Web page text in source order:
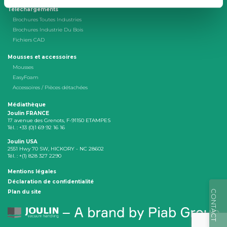
Téléchargements
Brochures Toutes Industries
Brochures Industrie Du Bois
Fichiers CAD
Mousses et accessoires
Mousses
EasyFoam
Accessoires / Pièces détachées
Médiathèque
Joulin FRANCE
17 avenue des Grenots, F-91150 ETAMPES
Tél. : +33 (0)1 69 92 16 16
Joulin USA
2551 Hwy 70 SW, HICKORY - NC 28602
Tél. : +(1) 828 327 2290
Mentions légales
Déclaration de confidentialité
Plan du site
CONTACT